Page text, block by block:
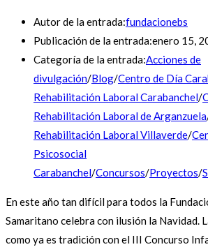
Autor de la entrada:fundacionebs
Publicación de la entrada:enero 15,
Categoría de la entrada:Acciones de
divulgación/Blog/Centro de Día
Rehabilitación Laboral Carabanchel/
Rehabilitación Laboral de Arganzuela
Rehabilitación Laboral Villaverde/
Psicosocial
Carabanchel/Concursos/Proyectos/
En este año tan difícil para todos la
Samaritano celebra con ilusión la Navidad.
como ya es tradición con el III Concurso